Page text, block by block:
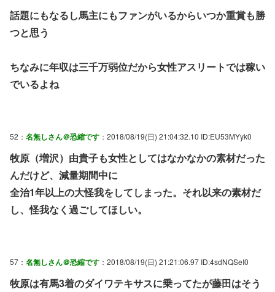
話題にもなるし馬主にもファンがいるからいつか重賞も勝
つと思う
ちなみに年収は三千万弱位だから女性アスリートでは稼い
でいるよね
52： 名無しさん＠恐縮です ：2018/08/19(日) 21:04:32.10 ID:EU53MYyk0
牧原（増沢）由貴子も女性としてはなかなかの素材だった
んだけど、減量期間中に
全治1年以上の大怪我をしてしまった。それ以来の素材だ
し、怪我なく過ごしてほしい。
57： 名無しさん＠恐縮です ：2018/08/19(日) 21:21:06.97 ID:4sdNQSeI0
牧原は有馬3着のダイワテキサスに乗ってたが藤田はそう